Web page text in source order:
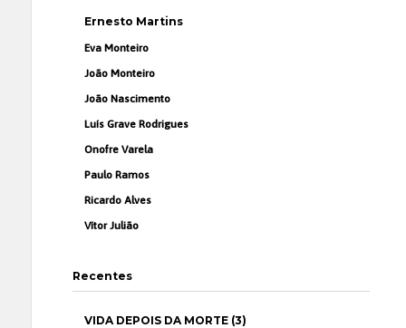
Ernesto Martins
Eva Monteiro
João Monteiro
João Nascimento
Luís Grave Rodrigues
Onofre Varela
Paulo Ramos
Ricardo Alves
Vítor Julião
Recentes
VIDA DEPOIS DA MORTE (3)